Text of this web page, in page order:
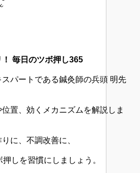
毎日のツボ押し365
パートである鍼灸師の兵頭 明先
置、効くメカニズムを解説しま
に、不調改善に、
しを習慣にしましょう。